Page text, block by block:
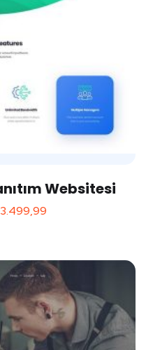
Websitesi
3.499,99